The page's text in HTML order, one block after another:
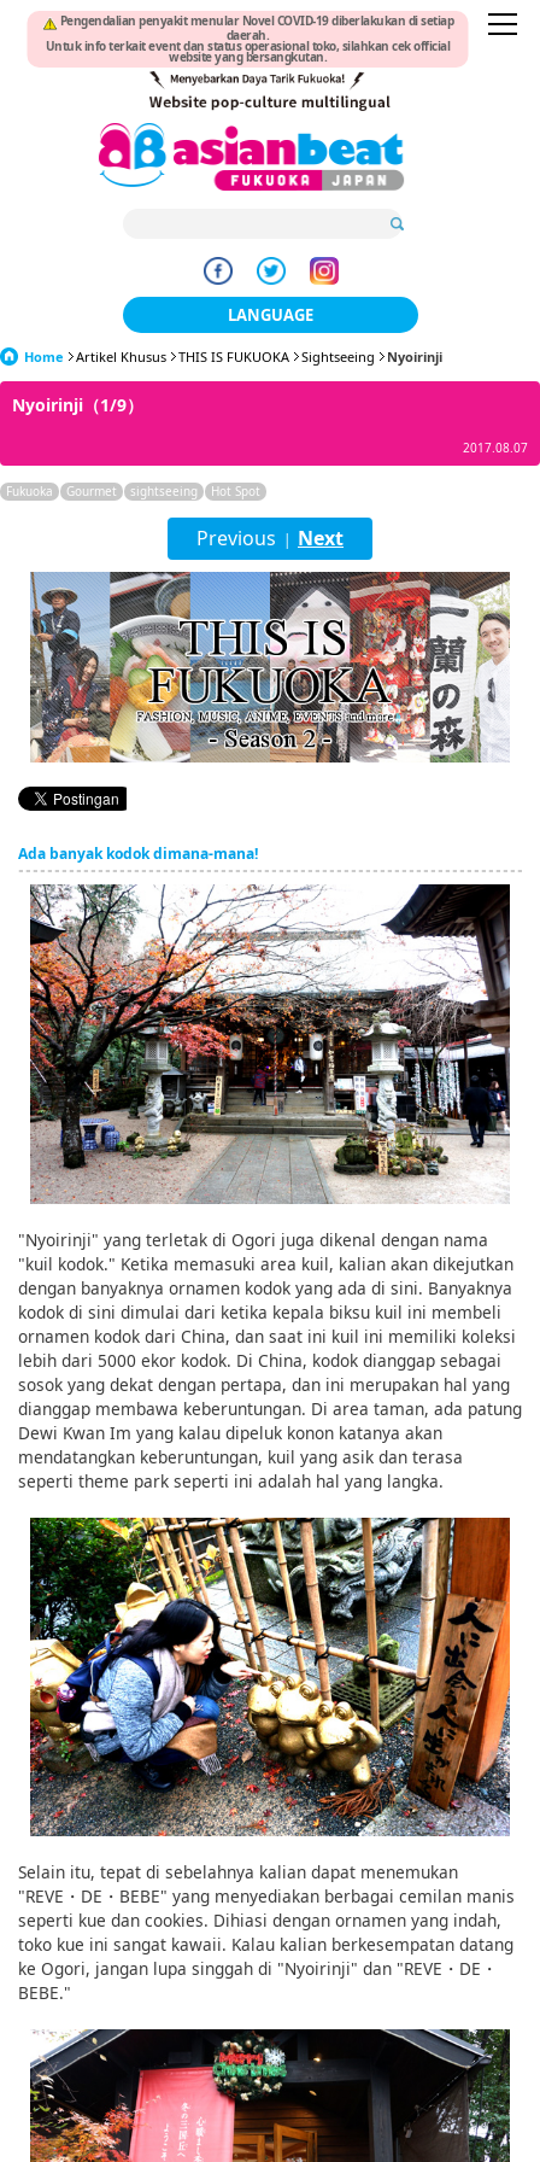
Pengendalian penyakit menular Novel COVID-19 diberlakukan di setiap
daerah.
Untuk info terkait event dan status operasional toko, silahkan cek official
website yang bersangkutan.
LANGUAGE
日本語
繁體中文
English
ภาษาไทย
tiéng Viêt
Bahasa Indonesia
Home Artikel Khusus THIS IS FUKUOKA Sightseeing Nyoirinji
Nyoirinji（1/9）
2017.08.07
Fukuoka Gourmet sightseeing Hot Spot
Previous | Next
Ada banyak kodok dimana-mana!
"Nyoirinji" yang terletak di Ogori juga dikenal dengan nama
"kuil kodok." Ketika memasuki area kuil, kalian akan dikejutkan
dengan banyaknya ornamen kodok yang ada di sini. Banyaknya
kodok di sini dimulai dari ketika kepala biksu kuil ini membeli
ornamen kodok dari China, dan saat ini kuil ini memiliki koleksi
lebih dari 5000 ekor kodok. Di China, kodok dianggap sebagai
sosok yang dekat dengan pertapa, dan ini merupakan hal yang
dianggap membawa keberuntungan. Di area taman, ada patung
Dewi Kwan Im yang kalau dipeluk konon katanya akan
mendatangkan keberuntungan, kuil yang asik dan terasa
seperti theme park seperti ini adalah hal yang langka.
Selain itu, tepat di sebelahnya kalian dapat menemukan
"REVE・DE・BEBE" yang menyediakan berbagai cemilan manis
seperti kue dan cookies. Dihiasi dengan ornamen yang indah,
toko kue ini sangat kawaii. Kalau kalian berkesempatan datang
ke Ogori, jangan lupa singgah di "Nyoirinji" dan "REVE・DE・
BEBE."